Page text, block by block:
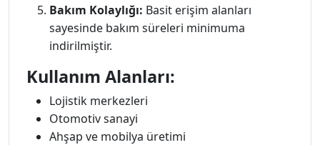
Bakım Kolaylığı: Basit erişim alanları
sayesinde bakım süreleri minimuma
indirilmiştir.
Kullanım Alanları:
Lojistik merkezleri
Otomotiv sanayi
Ahşap ve mobilya üretimi